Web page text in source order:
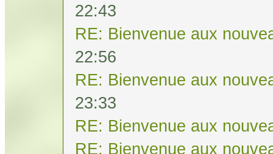
22:43
RE: Bienvenue aux
22:56
RE: Bienvenue aux
23:33
RE: Bienvenue aux
RE: Bienvenue aux